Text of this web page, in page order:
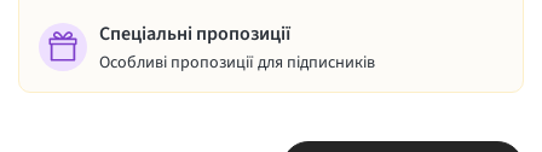
Спеціальні пропозиції
Особливі пропозиції для підписників